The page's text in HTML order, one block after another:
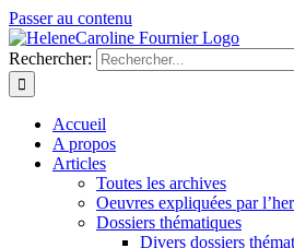
Passer au contenu
Rechercher:
Accueil
A propos
Articles
Toutes les archives
Oeuvres expliquées par
Dossiers thématiques
Divers dossiers